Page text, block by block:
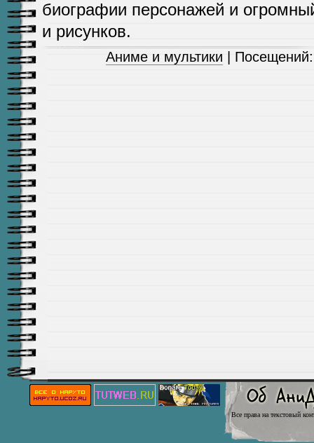
биографии персонажей и
и рисунков.
Аниме и мультики |
Все права на текстовый